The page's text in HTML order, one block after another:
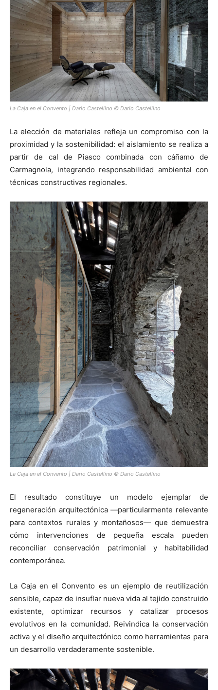
La Caja en el Convento | Dario Castellino © Dario Castellino
La elección de materiales refleja un compromiso con la
proximidad y la sostenibilidad: el aislamiento se realiza a
partir de cal de Piasco combinada con cáñamo de
Carmagnola, integrando responsabilidad ambiental con
técnicas constructivas regionales.
La Caja en el Convento | Dario Castellino © Dario Castellino
El resultado constituye un modelo ejemplar de
regeneración arquitectónica —particularmente relevante
para contextos rurales y montañosos— que demuestra
cómo intervenciones de pequeña escala pueden
reconciliar conservación patrimonial y habitabilidad
contemporánea.
La Caja en el Convento es un ejemplo de reutilización
sensible, capaz de insuflar nueva vida al tejido construido
existente, optimizar recursos y catalizar procesos
evolutivos en la comunidad. Reivindica la conservación
activa y el diseño arquitectónico como herramientas para
un desarrollo verdaderamente sostenible.